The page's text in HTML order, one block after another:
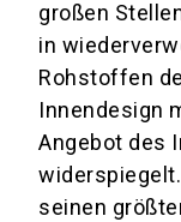
großen
in
Rohstoffen
Innendesign
Angebot des
seinen